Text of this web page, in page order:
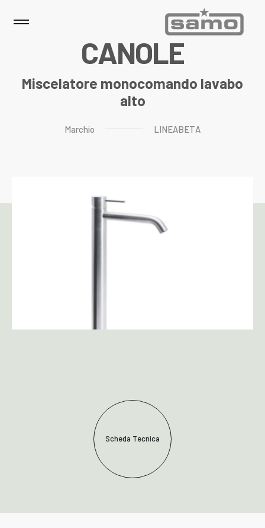
CANOLE
Miscelatore monocomando lavabo
alto
Marchio LINEABETA
Scheda Tecnica